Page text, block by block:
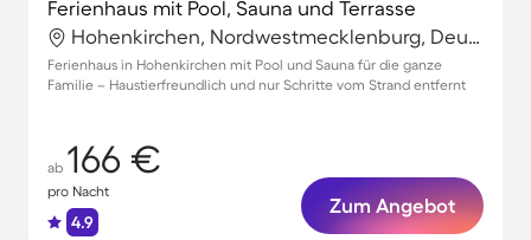
Ferienhaus mit Pool, Sauna und Terrasse
Hohenkirchen, Nordwestmecklenburg, Deutschland
Ferienhaus in Hohenkirchen mit Pool und Sauna für die ganze
Familie – Haustierfreundlich und nur Schritte vom Strand entfernt
ab 166 €
pro Nacht
4.9
Zum Angebot